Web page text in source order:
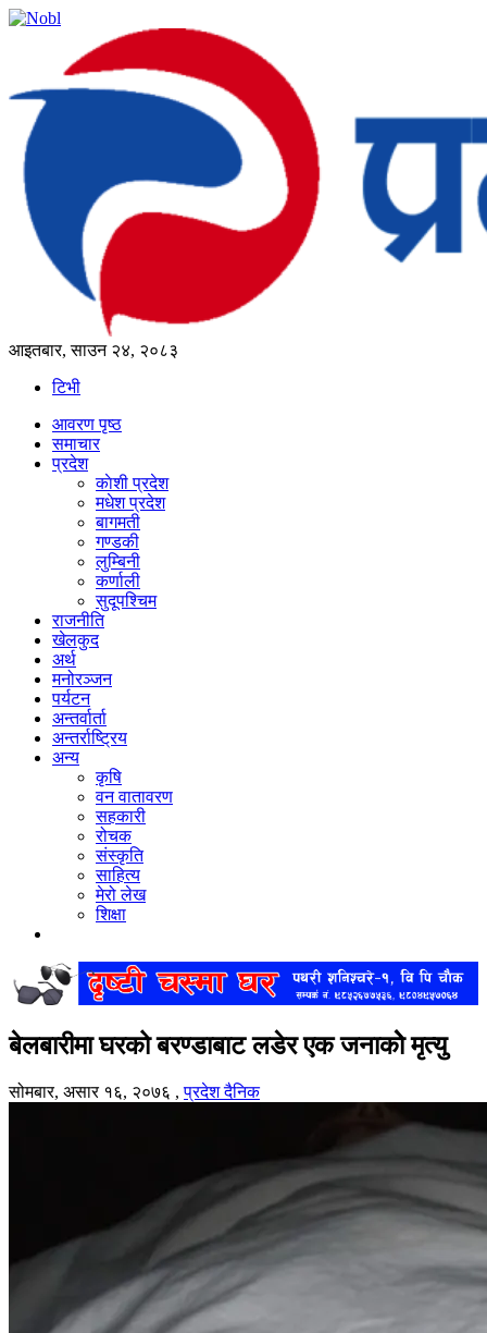
आइतबार, साउन २४, २०८३
टिभी
आवरण पृष्‍ठ
समाचार
प्रदेश
काेशी प्रदेश
मधेश प्रदेश
बागमती
गण्डकी
लुम्बिनी
कर्णाली
सुदूपश्‍चिम
राजनीति
खेलकुद
अर्थ
मनोरञ्‍जन
पर्यटन
अन्तर्वार्ता
अन्तर्राष्‍ट्रिय
अन्य
कृषि
वन वातावरण
सहकारी
रोचक
संस्कृति
साहित्य
मेरो लेख
शिक्षा
बेलबारीमा घरको बरण्डाबाट लडेर एक जनाकोे मृत्यु
सोमबार, असार १६, २०७६ ,प्रदेश दैनिक